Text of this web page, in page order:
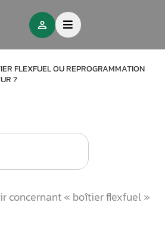
FLEXFUEL OU REPROGRAMMATION
?
concernant « boîtier flexfuel »